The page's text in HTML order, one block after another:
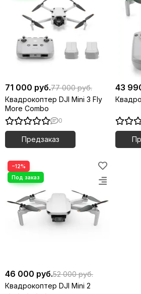
71 000 руб.77 000 руб.
Квадрокоптер DJI Mini 3 Fly
More Combo
0
Предзаказ
43
−12%
46 000 руб.52 000 руб.
Квадрокоптер DJI Mini 2